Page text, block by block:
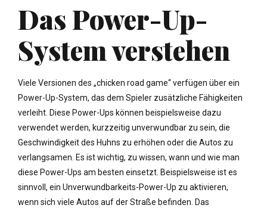
Das Power-Up-
System verstehen
Viele Versionen des „chicken road game“ verfügen über ein
Power-Up-System, das dem Spieler zusätzliche Fähigkeiten
verleiht. Diese Power-Ups können beispielsweise dazu
verwendet werden, kurzzeitig unverwundbar zu sein, die
Geschwindigkeit des Huhns zu erhöhen oder die Autos zu
verlangsamen. Es ist wichtig, zu wissen, wann und wie man
diese Power-Ups am besten einsetzt. Beispielsweise ist es
sinnvoll, ein Unverwundbarkeits-Power-Up zu aktivieren,
wenn sich viele Autos auf der Straße befinden. Das